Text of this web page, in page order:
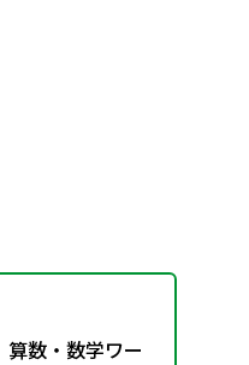
数・数学ワー